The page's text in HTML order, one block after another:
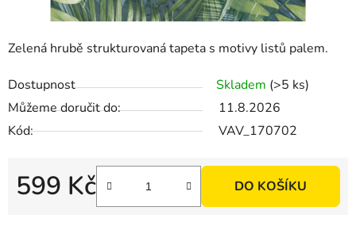
Zelená hrubě strukturovaná tapeta s motivy listů palem.
Dostupnost Skladem (>5 ks)
Můžeme doručit do:
11.8.2026
Kód:
VAV_170702
599 Kč DO KOŠÍKU